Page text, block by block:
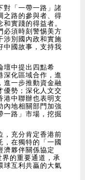
對「一帶一路」諸
之路的參與者、得
實踐的得益者。
必須時刻警惕美方
涉別國內政和實施
中國故事，支持我
壇中提出四點希
深化區域合作，進
進一步推動資金融
優勢；深化人文交
港中聯辦也表明支
內地相關部門加強
一路」市場，挖掘
，充分肯定香港前
，在獨特的「一國
濟夥伴關係協定
界的重要通道，承
球互利共贏的大氣